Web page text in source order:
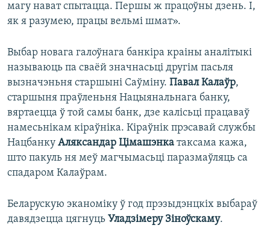
магу нават спытацца. Першы ж працоўны дзень. І,
як я разумею, працы вельмі шмат».
Выбар новага галоўнага банкіра краіны аналітыкі
называюць па сваёй значнасьці другім пасьля
вызначэньня старшыні Саўміну. Павал Калаўр,
старшыня праўленьня Нацыянальнага банку,
вяртаецца ў той самы банк, дзе калісьці працаваў
намесьнікам кіраўніка. Кіраўнік прэсавай службы
Нацбанку Аляксандар Цімашэнка таксама кажа,
што пакуль ня меў магчымасьці паразмаўляць са
спадаром Калаўрам.
Беларускую эканоміку ў год прэзыдэнцкіх выбараў
давядзецца цягнуць Уладзімеру Зіноўскаму.